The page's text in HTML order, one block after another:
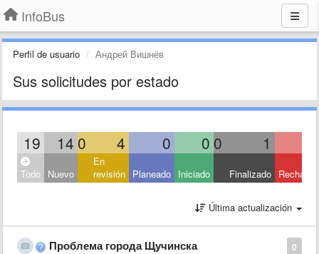
InfoBus
Perfil de usuario Андрей Вишнёв
Sus solicitudes por estado
19 14 0 4 0 0 0 1
Todo Nuevo
En
revisión Planeado Iniciado Finalizado
Última actualización
0
Проблема города Щучинска